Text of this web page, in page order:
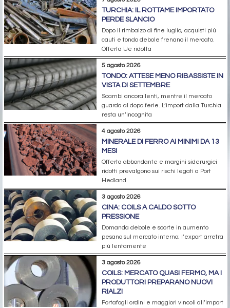
TURCHIA: IL ROTTAME IMPORTATO
PERDE SLANCIO
Dopo il rimbalzo di fine luglio, acquisti più
cauti e tondo debole frenano il mercato.
Offerta Ue ridotta
5 agosto 2026
TONDO: ATTESE MENO RIBASSISTE IN
VISTA DI SETTEMBRE
Scambi ancora lenti, mentre il mercato
guarda al dopo ferie. L’import dalla Turchia
resta un’incognita
4 agosto 2026
MINERALE DI FERRO AI MINIMI DA 13
MESI
Offerta abbondante e margini siderurgici
ridotti prevalgono sui rischi legati a Port
Hedland
3 agosto 2026
CINA: COILS A CALDO SOTTO
PRESSIONE
Domanda debole e scorte in aumento
pesano sul mercato interno; l’export arretra
più lentamente
3 agosto 2026
COILS: MERCATO QUASI FERMO, MA I
PRODUTTORI PREPARANO NUOVI
RIALZI
Portafogli ordini e maggiori vincoli all’import